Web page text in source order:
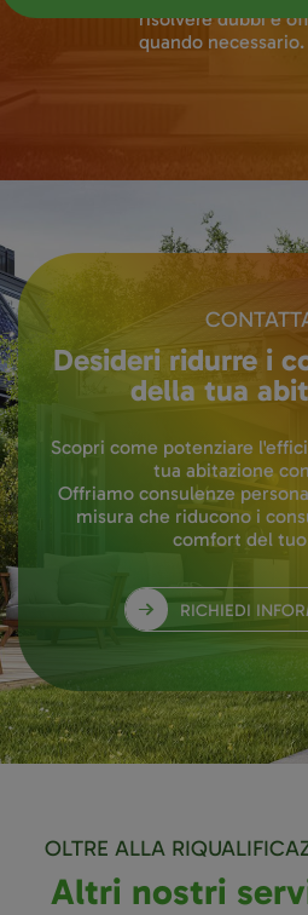
risolvere dubbi e
quando necessario.
Desideri ridurre i
della tua
Scopri come potenziare
tua abitazione
Offriamo consulenze
misura che riducono i
comfort del tuo
RICHIEDI
OLTRE ALLA
Altri nostri